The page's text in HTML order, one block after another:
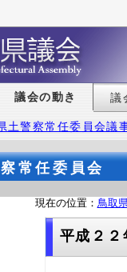
議会の動き 議
土警察常任委員会議
常任委員会
現在の位置： 鳥取
平成２２